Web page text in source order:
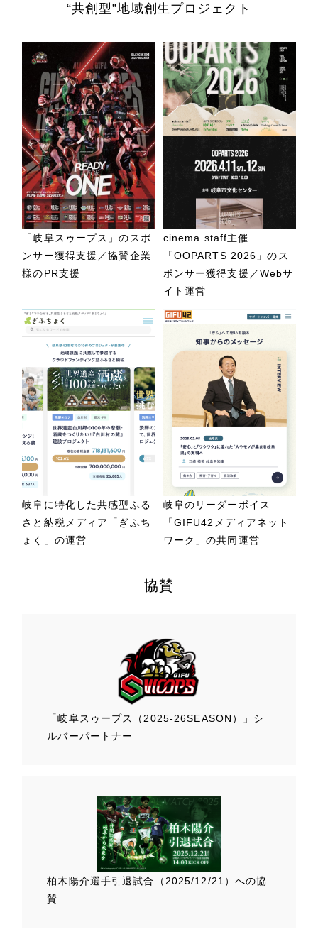
“共創型”地域創生プロジェクト
「岐阜スゥープス」のスポ
ンサー獲得支援／協賛企業
様のPR支援
cinema staff主催
「OOPARTS 2026」のス
ポンサー獲得支援／Webサ
イト運営
岐阜に特化した共感型ふる
さと納税メディア「ぎふち
ょく」の運営
岐阜のリーダーボイス
「GIFU42メディアネット
ワーク」の共同運営
協賛
「岐阜スゥープス （2025-26SEASON）」 シ
ルバーパートナー
柏木陽介選手引退試合（2025/12/21）への協
賛